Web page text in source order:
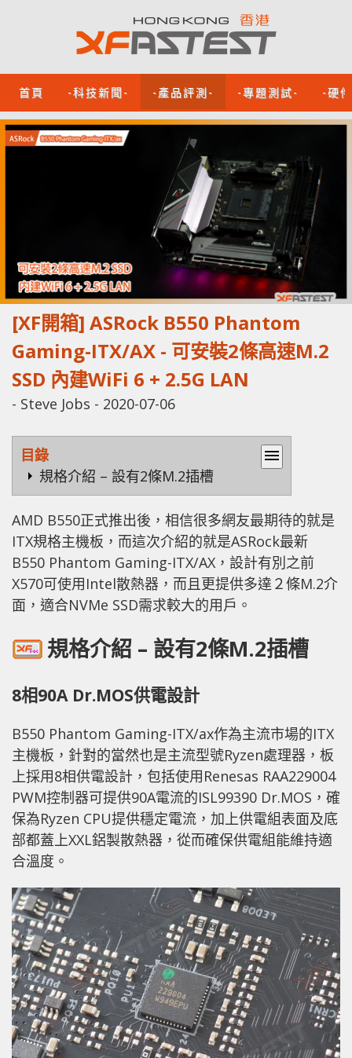
首頁 -科技新聞- -產品評測- -專題測試- -硬
[XF開箱] ASRock B550 Phantom
Gaming-ITX/AX - 可安裝2條高速M.2
SSD 內建WiFi 6 + 2.5G LAN
- Steve Jobs - 2020-07-06
目錄
menu
規格介紹 – 設有2條M.2插槽
AMD B550正式推出後，相信很多網友最期待的就是
ITX規格主機板，而這次介紹的就是ASRock最新
B550 Phantom Gaming-ITX/AX，設計有別之前
X570可使用Intel散熱器，而且更提供多達２條M.2介
面，適合NVMe SSD需求較大的用戶。
規格介紹 – 設有2條M.2插槽
8相90A Dr.MOS供電設計
B550 Phantom Gaming-ITX/ax作為主流市場的ITX
主機板，針對的當然也是主流型號Ryzen處理器，板
上採用8相供電設計，包括使用Renesas RAA229004
PWM控制器可提供90A電流的ISL99390 Dr.MOS，確
保為Ryzen CPU提供穩定電流，加上供電組表面及底
部都蓋上XXL鋁製散熱器，從而確保供電組能維持適
合溫度。